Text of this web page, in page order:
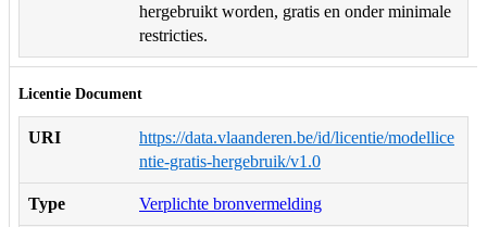
hergebruikt worden, gratis en onder minimale
restricties.
Licentie Document
URI
https://data.vlaanderen.be/id/licentie/modellice
ntie-gratis-hergebruik/v1.0
Type Verplichte bronvermelding